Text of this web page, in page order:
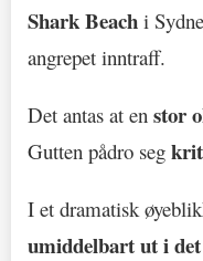
Shark Beach i
angrepet inntraff.
Det antas at en stor
Gutten pådro seg
I et dramatisk
umiddelbart ut i